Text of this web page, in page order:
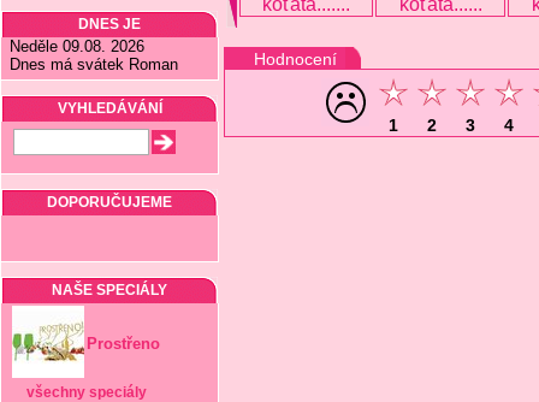
DNES JE
Neděle 09.08. 2026
Dnes má svátek Roman
VYHLEDÁVÁNÍ
DOPORUČUJEME
NAŠE SPECIÁLY
Prostřeno
všechny speciály
Hodnocení
1 2 3 4